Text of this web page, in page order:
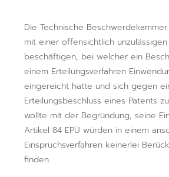
Die Technische
mit einer offensichtlich
beschäftigen, bei welcher ein
einem Erteilungsverfahren
eingereicht hatte und sich gegen
Erteilungsbeschluss eines Patents
wollte mit der Begründung, seine
Artikel 84 EPÜ würden in einem
Einspruchsverfahren keinerlei
finden.